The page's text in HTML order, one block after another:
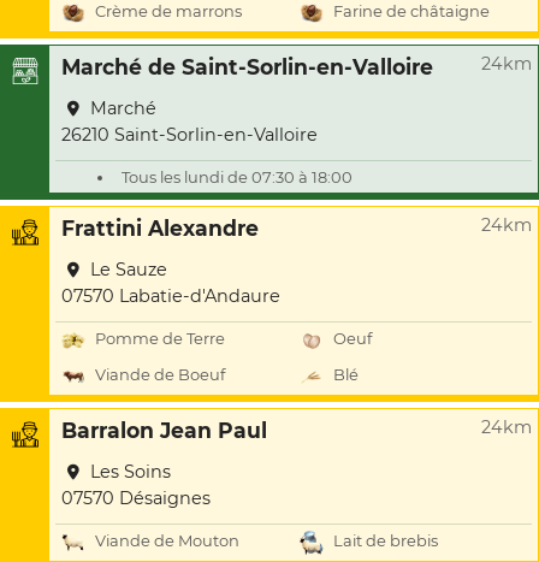
Crème de marrons
Farine de châtaigne
Marché de Saint-Sorlin-en-Valloire 24km
Marché
26210 Saint-Sorlin-en-Valloire
Tous les lundi de 07:30 à 18:00
Frattini Alexandre 24km
Le Sauze
07570 Labatie-d'Andaure
Pomme de Terre
Oeuf
Viande de Boeuf
Blé
Barralon Jean Paul 24km
Les Soins
07570 Désaignes
Viande de Mouton Lait de brebis